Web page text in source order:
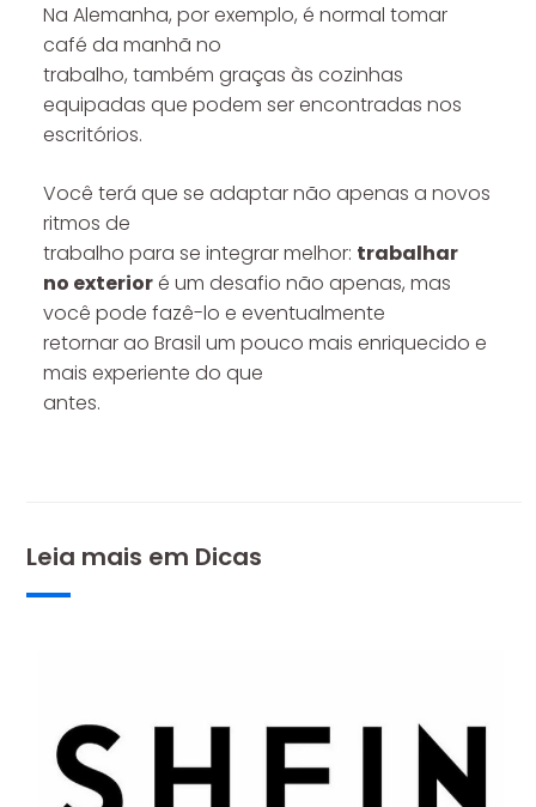
Na Alemanha, por exemplo, é normal tomar
café da manhã no
trabalho, também graças às cozinhas
equipadas que podem ser encontradas nos
escritórios.
Você terá que se adaptar não apenas a novos
ritmos de
trabalho para se integrar melhor: trabalhar
no exterioré um desafio não apenas, mas
você pode fazê-lo e eventualmente
retornar ao Brasil um pouco mais enriquecido e
mais experiente do que
antes.
Leia mais em Dicas